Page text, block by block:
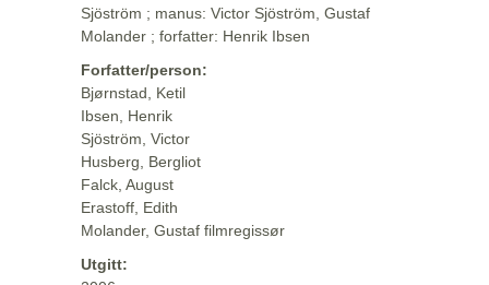
Sjöström ; manus: Victor Sjöström, Gustaf
Molander ; forfatter: Henrik Ibsen
Forfatter/person:
Bjørnstad, Ketil
Ibsen, Henrik
Sjöström, Victor
Husberg, Bergliot
Falck, August
Erastoff, Edith
Molander, Gustaf filmregissør
Utgitt: